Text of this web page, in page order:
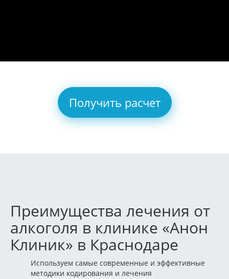
Получить расчет
Преимущества лечения от
алкоголя в клинике «Анон
Клиник» в Краснодаре
Используем самые современные и эффективные
методики кодирования и лечения